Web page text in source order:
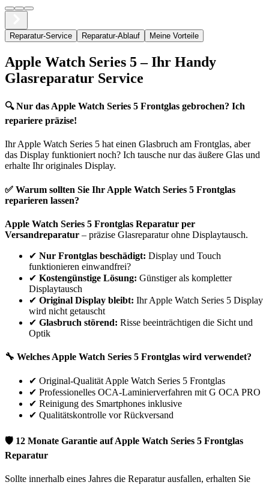
Reparatur-Service Reparatur-Ablauf Meine Vorteile
Apple Watch Series 5– Ihr Handy
Glasreparatur Service
🔍 Nur das Apple Watch Series 5 Frontglas gebrochen? Ich
repariere präzise!
IhrApple Watch Series 5 hat einen Glasbruch am Frontglas, aber
das Display funktioniert noch? Ich tausche nur das äußere Glas und
erhalte Ihr originales Display.
✅ Warum sollten Sie Ihr Apple Watch Series 5 Frontglas
reparieren lassen?
Apple Watch Series 5 Frontglas Reparatur per
Versandreparatur – präzise Glasreparatur ohne Displaytausch.
✔ Nur Frontglas beschädigt: Display und Touch
funktionieren einwandfrei?
✔ Kostengünstige Lösung: Günstiger als kompletter
Displaytausch
✔ Original Display bleibt: IhrApple Watch Series 5 Display
wird nicht getauscht
✔ Glasbruch störend: Risse beeinträchtigen die Sicht und
Optik
🔧 Welches Apple Watch Series 5 Frontglas wird verwendet?
✔ Original-Qualität Apple Watch Series 5 Frontglas
✔ Professionelles OCA-Laminierverfahren mit G OCA PRO
✔ Reinigung des Smartphones inklusive
✔ Qualitätskontrolle vor Rückversand
🛡 12 Monate Garantie aufApple Watch Series 5 Frontglas
Reparatur
Sollte innerhalb eines Jahres die Reparatur ausfallen, erhalten Sie